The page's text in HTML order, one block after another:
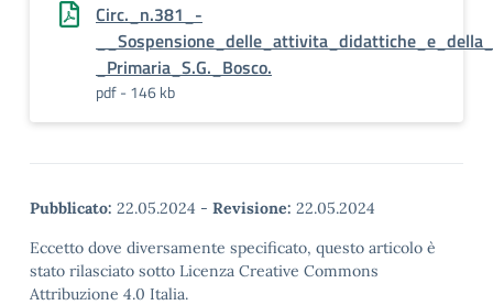
Circ._n.381_-
_Primaria_S.G._Bosco.
pdf - 146 kb
Pubblicato: 22.05.2024 - Revisione: 22.05.2024
Eccetto dove diversamente specificato, questo articolo è
stato rilasciato sotto Licenza Creative Commons
Attribuzione 4.0 Italia.